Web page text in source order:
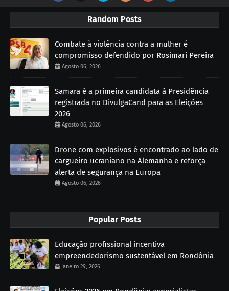
Random Posts
Combate à violência contra a mulher é
compromisso defendido por Rosimari Pereira
Agosto 06, 2026
Samara é a primeira candidata à Presidência
registrada no DivulgaCand para as Eleições
2026
Agosto 06, 2026
Drone com explosivos é encontrado ao lado de
cargueiro ucraniano na Alemanha e reforça
alerta de segurança na Europa
Agosto 06, 2026
Popular Posts
Educação profissional incentiva
empreendedorismo sustentável em Rondônia
janeiro 29, 2026